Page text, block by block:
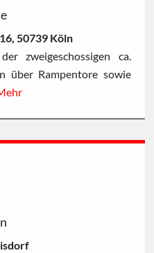
50739 Köln
zweigeschossigen ca.
über Rampentore sowie